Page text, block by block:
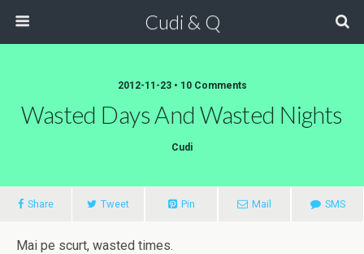
Cudi & Q
2012-11-23 • 10 Comments
Wasted Days And Wasted Nights
Cudi
Share Tweet Pin Mail SMS
Mai pe scurt, wasted times.